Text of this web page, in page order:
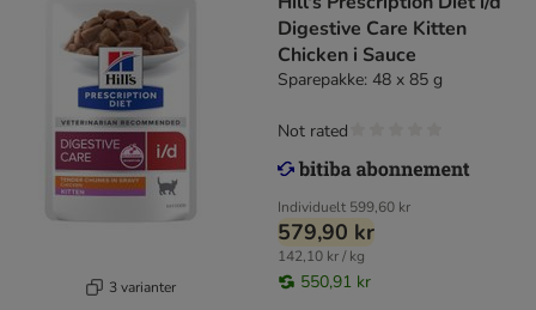
3 varianter
Digestive Care Kitten
Chicken i Sauce
Sparepakke: 48 x 85 g
Individuelt 599,60 kr
579,90 kr
142,10 kr / kg
550,91 kr
Not rated